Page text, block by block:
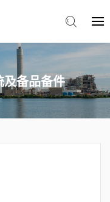
及备品备件